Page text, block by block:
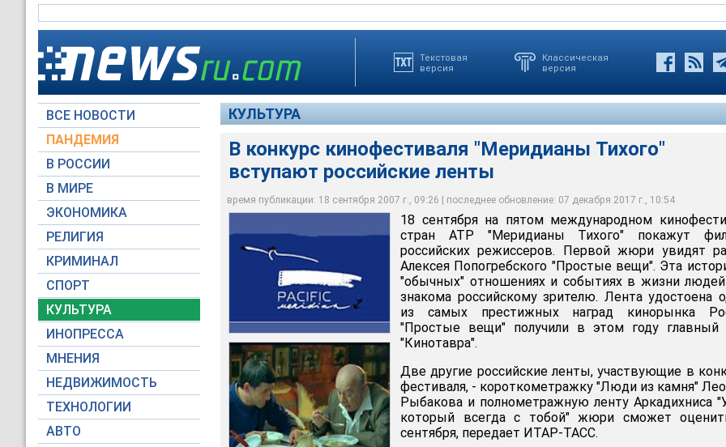
Текстовая
версия
Классическая
версия
ВСЕ НОВОСТИ
ПАНДЕМИЯ
В РОССИИ
В МИРЕ
ЭКОНОМИКА
РЕЛИГИЯ
КРИМИНАЛ
СПОРТ
КУЛЬТУРА
ИНОПРЕССА
МНЕНИЯ
НЕДВИЖИМОСТЬ
ТЕХНОЛОГИИ
АВТО
КУЛЬТУРА
В конкурс кинофестиваля "Меридианы Тихого"
вступают российские ленты
время публикации: 18 сентября 2007 г., 09:26 | последнее обновление: 07 декабря 2017 г., 10:54
В конкурс кинофестиваля "Меридианы Тихого" вступают российские ленты
Первой жюри увидят работу Алексея Попогребского "Простые вещи".
18 сентября на пятом международном
стран АТР "Меридианы Тихого" покажут
российских режиссеров. Первой жюри увидят
Алексея Попогребского "Простые вещи". Эта
"обычных" отношениях и событиях в жизни
знакома российскому зрителю. Лента удостоена
из самых престижных наград кинорынка
"Простые вещи" получили в этом году главный
"Кинотавра".
Две другие российские ленты, участвующие в
фестиваля, - короткометражку "Люди из камня"
Рыбакова и полнометражную ленту Аркадихниса
который всегда с тобой" жюри сможет
сентября, передает ИТАР-ТАСС.